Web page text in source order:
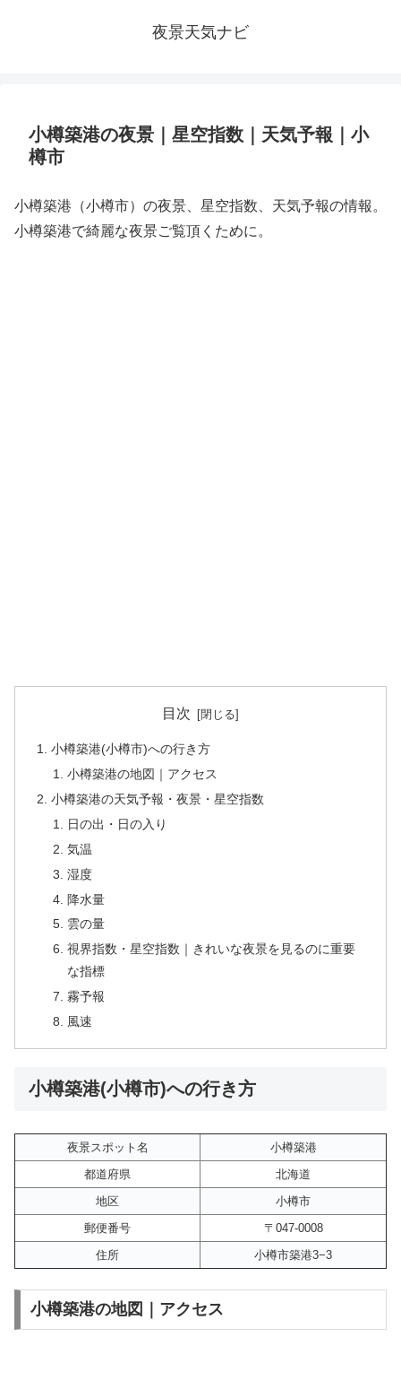
夜景天気ナビ
小樽築港の夜景｜星空指数｜天気予報｜小
樽市
小樽築港（小樽市）の夜景、星空指数、天気予報の情報。
小樽築港で綺麗な夜景ご覧頂くために。
目次
小樽築港(小樽市)への行き方
小樽築港の地図｜アクセス
小樽築港の天気予報・夜景・星空指数
日の出・日の入り
気温
湿度
降水量
雲の量
視界指数・星空指数｜きれいな夜景を見るのに重要
な指標
霧予報
風速
小樽築港(小樽市)への行き方
夜景スポット名
小樽築港
都道府県
北海道
地区
小樽市
郵便番号
〒047-0008
住所
小樽市築港3−3
小樽築港の地図｜アクセス